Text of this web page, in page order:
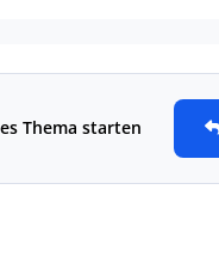
Thema starten